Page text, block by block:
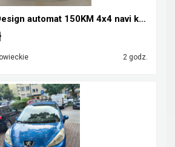
Volvo XC 40 R-Design automat 150KM 4x4 navi kamera...
2 godz.